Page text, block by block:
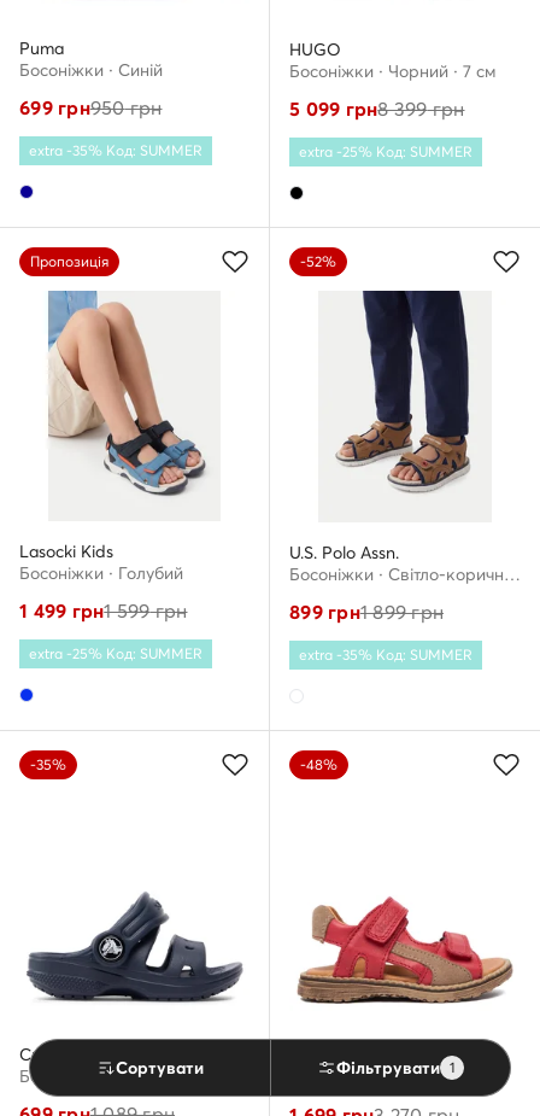
Сортувати Фільтрувати 1
Puma
Босоніжки · Cиній
699грн950грн
extra -35% Код: SUMMER
HUGO
Босоніжки · Чорний · 7 см
5 099 грн8 399грн
extra -25% Код: SUMMER
Пропозиція
Lasocki Kids
Босоніжки · Голубий
1 499 грн1 599грн
extra -25% Код: SUMMER
-52%
U.S. Polo Assn.
Босоніжки · Світло-коричневий
899грн1 899грн
extra -35% Код: SUMMER
-35%
Crocs
Босоніжки · Cиній
-48%
Froddo
Босоніжки · Червоний